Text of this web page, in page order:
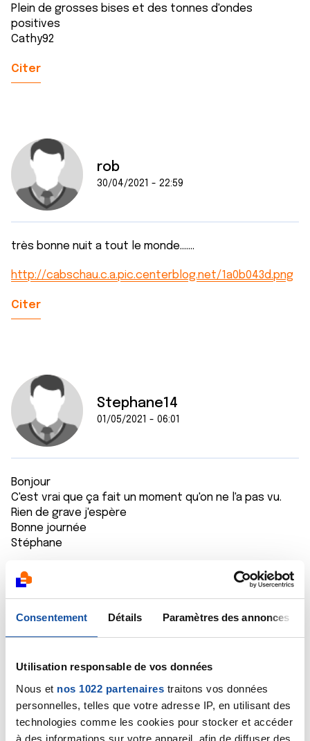
Consentement Détails Paramètres des annonces
Utilisation responsable de vos données
Nous et nos 1022 partenaires traitons vos données
personnelles, telles que votre adresse IP, en utilisant des
technologies comme les cookies pour stocker et accéder
à des informations sur votre appareil, afin de diffuser des
Plein de grosses bises et des tonnes d'ondes
positives
Cathy92
Citer
rob
30/04/2021 - 22:59
très bonne nuit a tout le monde.......
http://cabschau.c.a.pic.centerblog.net/1a0b043d.png
Citer
Stephane14
01/05/2021 - 06:01
Bonjour
C'est vrai que ça fait un moment qu'on ne l'a pas vu.
Rien de grave j'espère
Bonne journée
Stéphane
Citer
Moufette
01/05/2021 - 09:31